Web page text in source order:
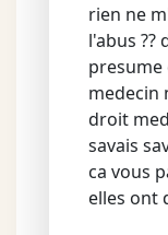
rien ne
l'abus ??
presume
medecin
droit
savais
ca vous
elles ont